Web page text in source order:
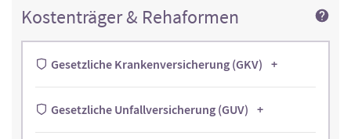
Kostenträger & Rehaformen
Gesetzliche Krankenversicherung (GKV)
Gesetzliche Unfallversicherung (GUV)